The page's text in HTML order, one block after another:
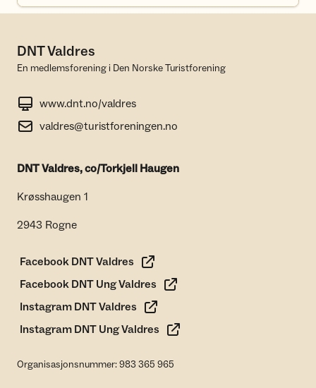
DNT Valdres
En medlemsforening i Den Norske Turistforening
www.dnt.no/valdres
valdres@turistforeningen.no
DNT Valdres, co/Torkjell Haugen
Krøsshaugen 1
2943 Rogne
Facebook DNT Valdres
Facebook DNT Ung Valdres
Instagram DNT Valdres
Instagram DNT Ung Valdres
Organisasjonsnummer: 983 365 965